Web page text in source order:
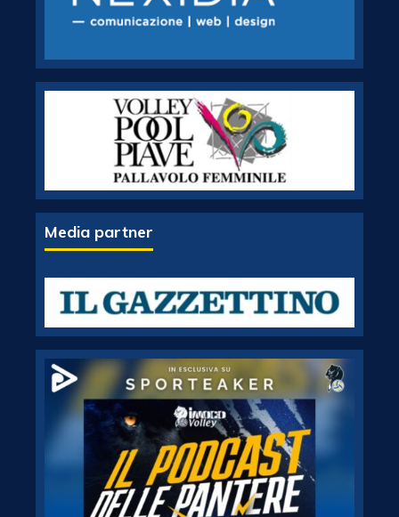
Media partner